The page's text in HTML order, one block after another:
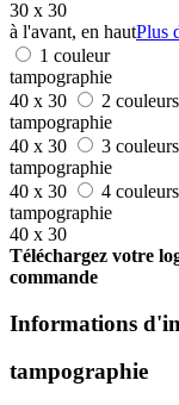
30 x 30
à l'avant, en hautPlus
1 couleur
tampographie
40 x 30
2 couleurs
tampographie
40 x 30
3 couleurs
tampographie
40 x 30
4 couleurs
tampographie
40 x 30
Téléchargez votre
commande
Informations
tampographie